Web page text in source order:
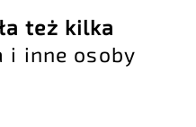
też kilka
i inne osoby